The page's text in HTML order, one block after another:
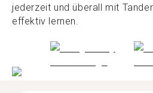
jederzeit und überall mit
effektiv lernen.